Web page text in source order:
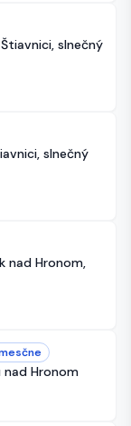
slnečný
slnečný
nad Hronom,
Hronom